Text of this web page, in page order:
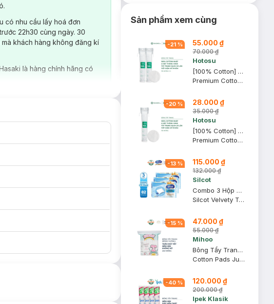
có nhu cầu lấy hoá đơn
22h30 cùng ngày. 30
khách hàng không đăng kí
là hàng chính hãng có
Sản phẩm xem cùng
-21 % 55.000 ₫
70.000 ₫
Hotosu
[100% Cotton] Combo 2 Bông Tẩy Trang Hotosu Cao Cấp 150 Miếng
Premium Cotton Pads
-20 % 28.000 ₫
35.000 ₫
Hotosu
[100% Cotton] Bông Tẩy Trang Hotosu Cao Cấp 150 Miếng
Premium Cotton Pads
-13 % 115.000 ₫
132.000 ₫
Silcot
Combo 3 Hộp Bông Tẩy Trang Silcot Cơ Bản 82 Miếng
Silcot Velvety Touch Cotton
-15 % 47.000 ₫
55.000 ₫
Mihoo
Bông Tẩy Trang Mihoo Kokimi Bông Vuông Túi 240 Miếng
Cotton Pads Jumpo Size 200+40
-40 % 120.000 ₫
200.000 ₫
Ipek Klasik